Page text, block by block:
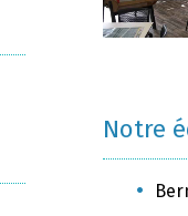
Notre